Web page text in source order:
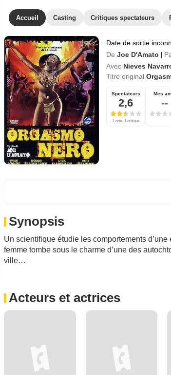
Accueil Casting Critiques spectateurs
Date de sortie
De Joe D'Amato
Avec Nieves
Titre original
Spectateurs
2,6
1 note, 1 critique
Mes
--
Synopsis
Un scientifique étudie les comportements
femme tombe sous le charme d’une des
ville…
Acteurs et actrices